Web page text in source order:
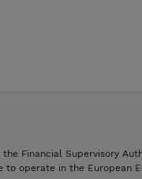
Financial Supervisory
operate in the European